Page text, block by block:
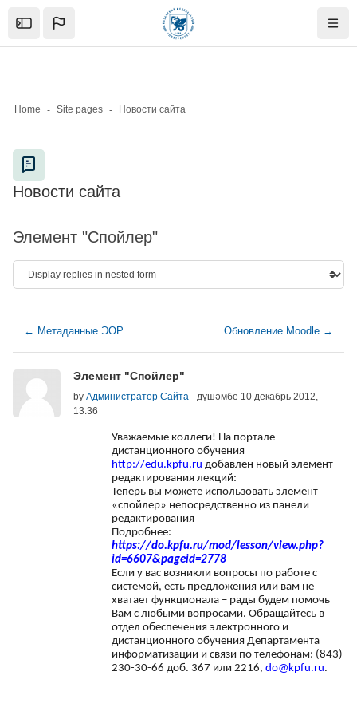
Open the sidebar
Home Site pages Новости сайта
Blocks
Новости сайта
Blocks
Элемент "Спойлер"
← Метаданные ЭОР Обновление Moodle →
Элемент "Спойлер"
by Администратор Сайта- дүшәмбе 10 декабрь 2012,
13:36
Number of replies: 0
Уважаемые коллеги! На портале
дистанционного обучения
http://edu.kpfu.ru добавлен новый элемент
редактирования лекций:
Теперь вы можете использовать элемент
«спойлер» непосредственно из панели
редактирования
Подробнее:
https://do.kpfu.ru/mod/lesson/view.php?
id=6607&pageid=2778
Если у вас возникли вопросы по работе с
системой, есть предложения или вам не
хватает функционала – рады будем помочь
Вам с любыми вопросами. Обращайтесь в
отдел обеспечения электронного и
дистанционного обучения Департамента
информатизации и связи по телефонам: (843)
230-30-66 доб. 367 или 2216, do@kpfu.ru.